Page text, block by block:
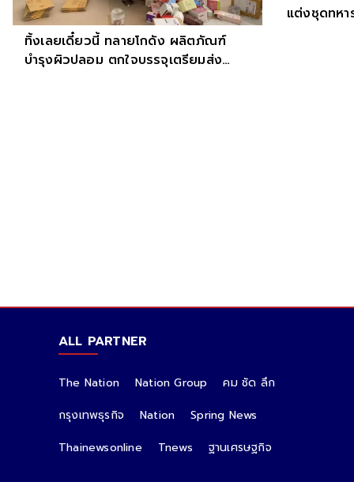
ทิ้งเลยเดี๋ยวนี้ ทลายโกดัง ผลิตภัณฑ์
บำรุงผิวปลอม ตกใจบรรจุเตรียมส่ง
แต่งชุดทหา
ALL PARTNER
The Nation Nation Group
คม ชัด ลึก
กรุงเทพธุรกิจ
Nation
Spring News
Thainewsonline
Tnews ฐานเศรษฐกิจ